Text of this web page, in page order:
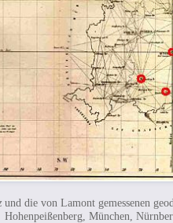
und die von Lamont gemessenen
Hohenpeißenberg, München,